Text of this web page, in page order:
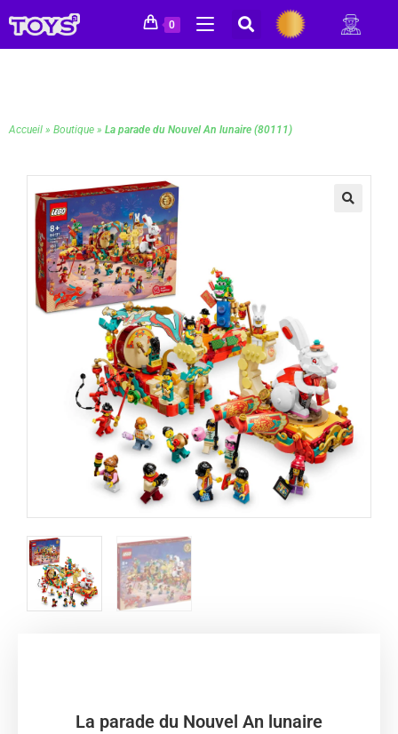
0
Accueil » Boutique » La parade du Nouvel An lunaire (80111)
La parade du Nouvel An lunaire